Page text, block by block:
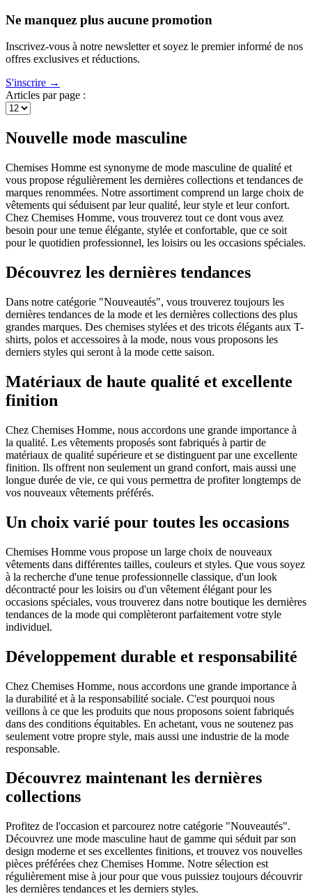
Ne manquez plus aucune promotion
Inscrivez-vous à notre newsletter et soyez le premier informé de nos
offres exclusives et réductions.
S'inscrire →
Articles par page :
Nouvelle mode masculine
Chemises Homme est synonyme de mode masculine de qualité et
vous propose régulièrement les dernières collections et tendances de
marques renommées. Notre assortiment comprend un large choix de
vêtements qui séduisent par leur qualité, leur style et leur confort.
Chez Chemises Homme, vous trouverez tout ce dont vous avez
besoin pour une tenue élégante, stylée et confortable, que ce soit
pour le quotidien professionnel, les loisirs ou les occasions spéciales.
Découvrez les dernières tendances
Dans notre catégorie "Nouveautés", vous trouverez toujours les
dernières tendances de la mode et les dernières collections des plus
grandes marques. Des chemises stylées et des tricots élégants aux T-
shirts, polos et accessoires à la mode, nous vous proposons les
derniers styles qui seront à la mode cette saison.
Matériaux de haute qualité et excellente
finition
Chez Chemises Homme, nous accordons une grande importance à
la qualité. Les vêtements proposés sont fabriqués à partir de
matériaux de qualité supérieure et se distinguent par une excellente
finition. Ils offrent non seulement un grand confort, mais aussi une
longue durée de vie, ce qui vous permettra de profiter longtemps de
vos nouveaux vêtements préférés.
Un choix varié pour toutes les occasions
Chemises Homme vous propose un large choix de nouveaux
vêtements dans différentes tailles, couleurs et styles. Que vous soyez
à la recherche d'une tenue professionnelle classique, d'un look
décontracté pour les loisirs ou d'un vêtement élégant pour les
occasions spéciales, vous trouverez dans notre boutique les dernières
tendances de la mode qui complèteront parfaitement votre style
individuel.
Développement durable et responsabilité
Chez Chemises Homme, nous accordons une grande importance à
la durabilité et à la responsabilité sociale. C'est pourquoi nous
veillons à ce que les produits que nous proposons soient fabriqués
dans des conditions équitables. En achetant, vous ne soutenez pas
seulement votre propre style, mais aussi une industrie de la mode
responsable.
Découvrez maintenant les dernières
collections
Profitez de l'occasion et parcourez notre catégorie "Nouveautés".
Découvrez une mode masculine haut de gamme qui séduit par son
design moderne et ses excellentes finitions, et trouvez vos nouvelles
pièces préférées chez Chemises Homme. Notre sélection est
régulièrement mise à jour pour que vous puissiez toujours découvrir
les dernières tendances et les derniers styles.